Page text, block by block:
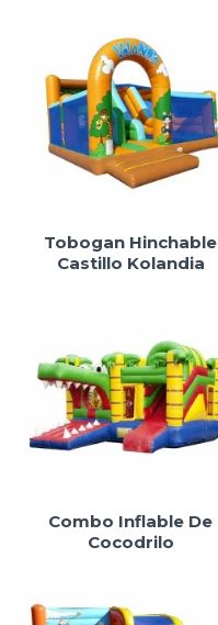
Tobogan Hinchable
Castillo Kolandia
Combo Inflable De
Cocodrilo